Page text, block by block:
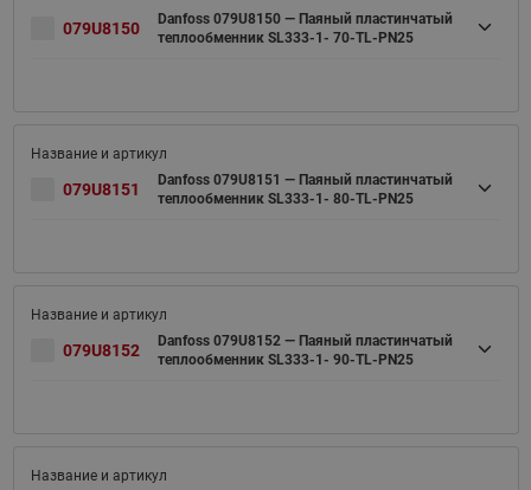
079U8150
Danfoss 079U8150 — Паяный пластинчатый
теплообменник SL333-1- 70-TL-PN25
079U8151
Danfoss 079U8151 — Паяный пластинчатый
теплообменник SL333-1- 80-TL-PN25
079U8152
Danfoss 079U8152 — Паяный пластинчатый
теплообменник SL333-1- 90-TL-PN25